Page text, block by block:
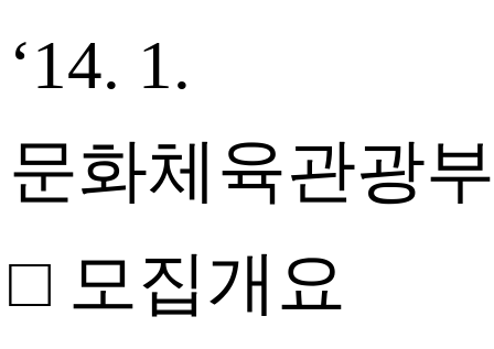
‘14. 1.
문화체육관광
□ 모집개요